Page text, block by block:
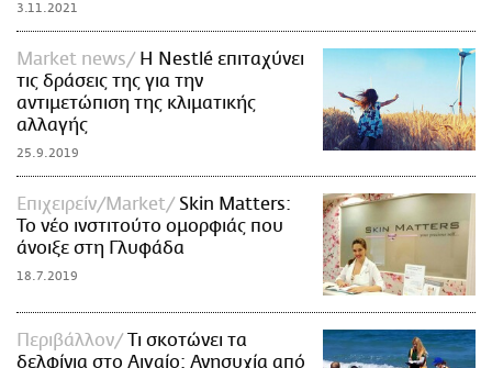
3.11.2021
Market news
Η Nestlé επιταχύνει
τις δράσεις της για την
αντιμετώπιση της κλιματικής
αλλαγής
25.9.2019
Επιχειρείν/Market
Skin Matters:
Το νέο ινστιτούτο ομορφιάς που
άνοιξε στη Γλυφάδα
18.7.2019
Περιβάλλον
Τι σκοτώνει τα
δελφίνια στο Αιγαίο: Ανησυχία από